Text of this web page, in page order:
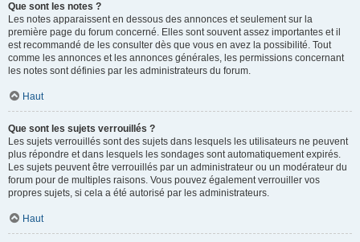
Que sont les notes ?
Les notes apparaissent en dessous des annonces et seulement sur la
première page du forum concerné. Elles sont souvent assez importantes et il
est recommandé de les consulter dès que vous en avez la possibilité. Tout
comme les annonces et les annonces générales, les permissions concernant
les notes sont définies par les administrateurs du forum.
Haut
Que sont les sujets verrouillés ?
Les sujets verrouillés sont des sujets dans lesquels les utilisateurs ne peuvent
plus répondre et dans lesquels les sondages sont automatiquement expirés.
Les sujets peuvent être verrouillés par un administrateur ou un modérateur du
forum pour de multiples raisons. Vous pouvez également verrouiller vos
propres sujets, si cela a été autorisé par les administrateurs.
Haut